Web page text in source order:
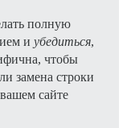
полную
и убедиться,
чтобы
замена строки
сайте